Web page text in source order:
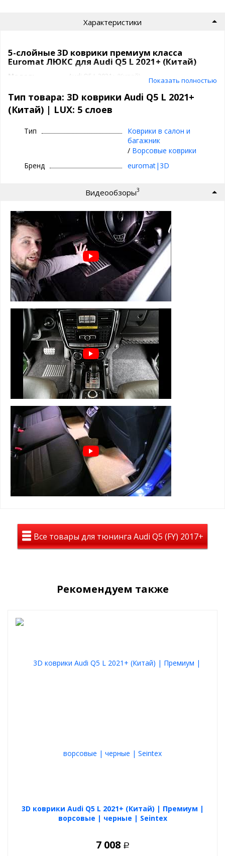
Характеристики
5-слойные 3D коврики премиум класса
Euromat ЛЮКС для Audi Q5 L 2021+ (Китай)
Модель
Audi Q5 L 2021+ (Китай)
Класс
LUX: 5 слоев
Подпятник
нержавейка с антискользящими вставками
Производитель 3D|Euromat
Коврики 3D|Euromat
⊕ объединяют лучшие качества резиновых и
текстильных ковриков
лужи под ногами зимой
⊕ имеют нестираемый подпятник из
нержавейки с антискользящими вставками
⊕ легко чистятся и просты в уходе
3D коврики Euromat серии LUX для Audi
Q5 L 2021+ (Китай) состоят из 5 слоев:
1 слой - супер прочная и мягкая велюровая
ткань
2 слой - вспененная, пористая резина для
устранения влаги, тепло и звукоизоляции
3 слой - водонепроницаемый полиуретан
4 слой - армированная металлическая сетка,
которая держит форму
5 слой - антискользящий для надежной
фиксации
+ нестираемый подпятник из
нержавейки с антискользящими
вставками
Показать полностью
Тип товара: 3D коврики Audi Q5 L 2021+
(Китай) | LUX: 5 слоев
Тип
Коврики в салон и
багажник
/ Ворсовые коврики
Бренд
euromat|3D
Видеообзоры3
Все товары для тюнинга Audi Q5 (FY) 2017+
Рекомендуем также
3D коврики Audi Q5 L 2021+ (Китай) | Премиум |
ворсовые | черные | Seintex
7 008 Р